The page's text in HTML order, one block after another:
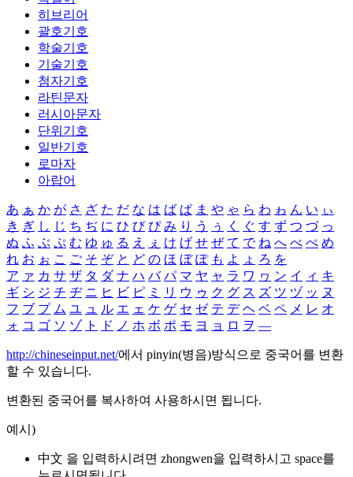
히브리어
괄호기호
학술기호
기술기호
첨자기호
라틴문자
러시아문자
단위기호
일반기호
로마자
아랍어
あ ぁ か が さ ざ た だ な は ば ぱ ま や ゃ ら わ ゎ ん い ぃ
き ぎ し じ ち ぢ に ひ び ぴ み り う ぅ く ぐ す ず つ づ っ
ぬ ふ ぶ ぷ む ゆ ゅ る え ぇ け げ せ ぜ て で ね へ べ ぺ め
れ お ぉ こ ご そ ぞ と ど の ほ ぼ ぽ も よ ょ ろ を
ア ァ カ サ ザ タ ダ ナ ハ バ パ マ ヤ ャ ラ ワ ヮ ン イ ィ キ
ギ シ ジ チ ヂ ニ ヒ ビ ピ ミ リ ウ ゥ ク グ ス ズ ツ ヅ ッ ヌ
フ ブ プ ム ユ ュ ル エ ェ ケ ゲ セ ゼ テ デ ヘ ベ ペ メ レ オ
ォ コ ゴ ソ ゾ ト ド ノ ホ ボ ポ モ ヨ ョ ロ ヲ ―
http://chineseinput.net/에서 pinyin(병음)방식으로 중국어를 변환
할 수 있습니다.
변환된 중국어를 복사하여 사용하시면 됩니다.
예시)
中文 을 입력하시려면 zhongwen을 입력하시고 space를